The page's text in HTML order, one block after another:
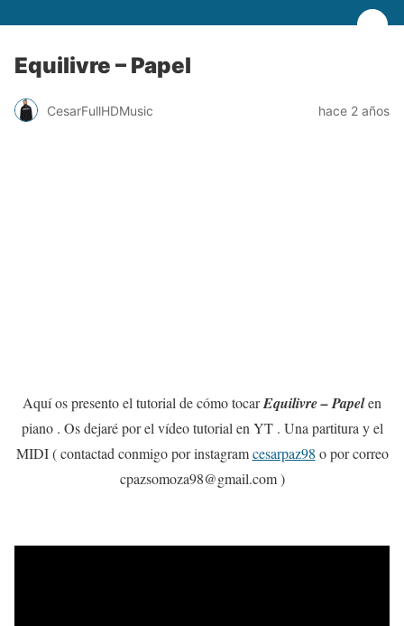
Equilivre – Papel
CesarFullHDMusic hace 2 años
Aquí os presento el tutorial de cómo tocarEquilivre – Papelen
piano . Os dejaré por el vídeo tutorial en YT . Una partitura y el
MIDI ( contactad conmigo por instagramcesarpaz98 o por correo
cpazsomoza98@gmail.com )